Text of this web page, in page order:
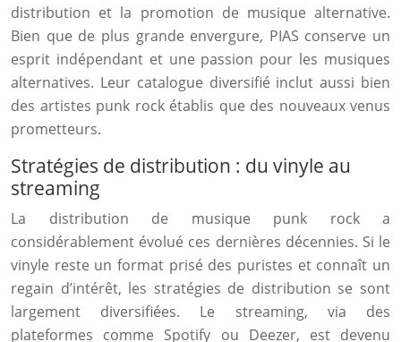
distribution et la promotion de musique alternative.
Bien que de plus grande envergure, PIAS conserve un
esprit indépendant et une passion pour les musiques
alternatives. Leur catalogue diversifié inclut aussi bien
des artistes punk rock établis que des nouveaux venus
prometteurs.
Stratégies de distribution : du vinyle au
streaming
La distribution de musique punk rock a
considérablement évolué ces dernières décennies. Si le
vinyle reste un format prisé des puristes et connaît un
regain d’intérêt, les stratégies de distribution se sont
largement diversifiées. Le streaming, via des
plateformes comme Spotify ou Deezer, est devenu